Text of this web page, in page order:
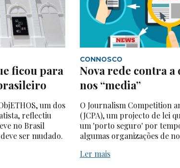
ficou para
um dos
reflectiu
no Brasil
ser mudado.
CONNOSCO
Nova rede contra
nos “media”
O Journalism Competition
(JCPA), um projecto de lei
um 'porto seguro' por
algumas organizações de
Ler mais